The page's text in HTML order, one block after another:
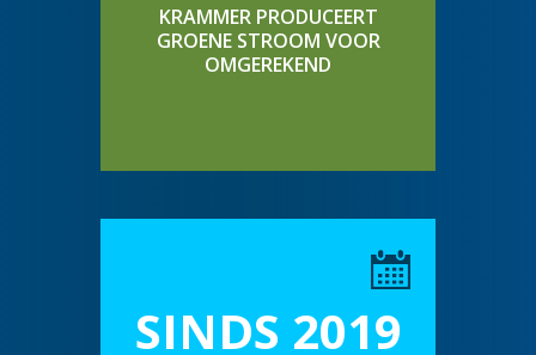
KRAMMER PRODUCEERT
GROENE STROOM VOOR
OMGEREKEND
SINDS 2019